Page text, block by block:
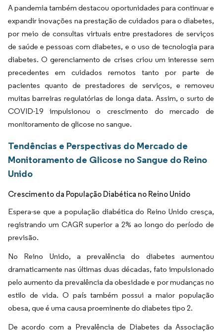
A pandemia também destacou oportunidades para continuar e
expandir inovações na prestação de cuidados para o diabetes,
por meio de consultas virtuais entre prestadores de serviços
de saúde e pessoas com diabetes, e o uso de tecnologia para
diabetes. O gerenciamento de crises criou um interesse sem
precedentes em cuidados remotos tanto por parte de
pacientes quanto de prestadores de serviços, e removeu
muitas barreiras regulatórias de longa data. Assim, o surto de
COVID-19 impulsionou o crescimento do mercado de
monitoramento de glicose no sangue.
Tendências e Perspectivas do Mercado de
Monitoramento de Glicose no Sangue do Reino
Unido
Crescimento da População Diabética no Reino Unido
Espera-se que a população diabética do Reino Unido cresça,
registrando um CAGR superior a 2% ao longo do período de
previsão.
No Reino Unido, a prevalência do diabetes aumentou
dramaticamente nas últimas duas décadas, fato impulsionado
pelo aumento da prevalência da obesidade e por mudanças no
estilo de vida. O país também possui a maior população
obesa, que é uma causa proeminente do diabetes tipo 2.
De acordo com a Prevalência de Diabetes da Associação